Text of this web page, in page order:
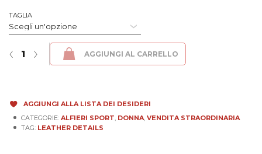
TAGLIA
Alfieri Sport Donna - Naturale Nero - Taglia S quantità
›
‹ AGGIUNGI AL CARRELLO
AGGIUNGI ALLA LISTA DEI DESIDERI
CATEGORIE: ALFIERI SPORT DONNA VENDITA STRAORDINARIA
TAG: LEATHER DETAILS